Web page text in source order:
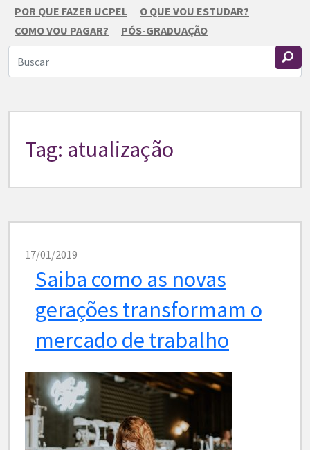
POR QUE FAZER UCPEL
O QUE VOU ESTUDAR?
COMO VOU PAGAR?
PÓS-GRADUAÇÃO
Tag: atualização
17/01/2019
Saiba como as novas
gerações transformam o
mercado de trabalho